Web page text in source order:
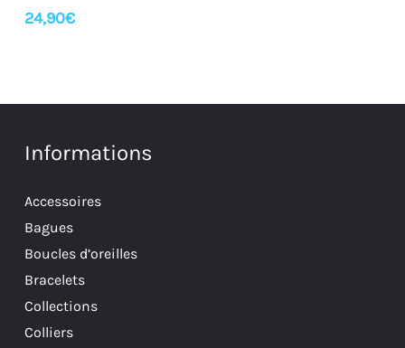
24,90€
Informations
Accessoires
Bagues
Boucles d’oreilles
Bracelets
Collections
Colliers